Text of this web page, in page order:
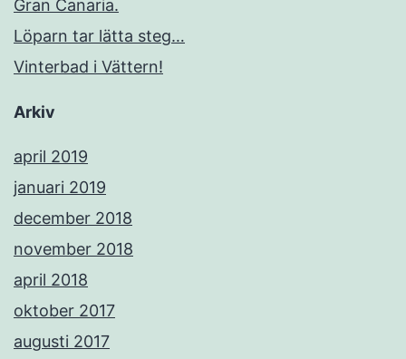
Gran Canaria.
Löparn tar lätta steg…
Vinterbad i Vättern!
Arkiv
april 2019
januari 2019
december 2018
november 2018
april 2018
oktober 2017
augusti 2017